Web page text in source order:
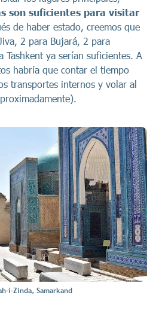
son suficientes para visitar
de haber estado, creemos que
2 para Bujará, 2 para
Tashkent ya serían suficientes. A
habría que contar el tiempo
transportes internos y volar al
i-Zinda, Samarkand